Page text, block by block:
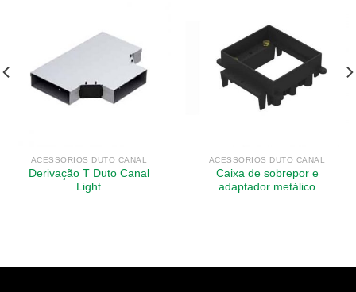
ACESSÓRIOS DUTO CANAL
Derivação T Duto Canal
Light
ACESSÓRIOS DUTO CANAL
Caixa de sobrepor e
adaptador metálico